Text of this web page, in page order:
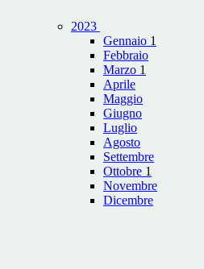
2023
Gennaio 1
Febbraio
Marzo 1
Aprile
Maggio
Giugno
Luglio
Agosto
Settembre
Ottobre 1
Novembre
Dicembre